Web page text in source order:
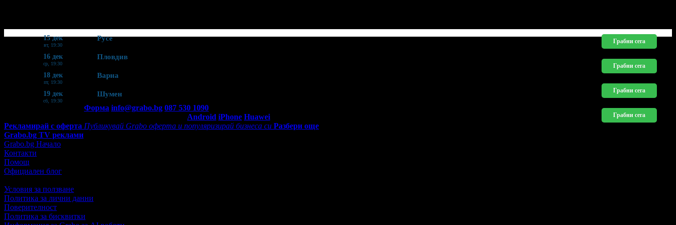
15 дек
вт, 19:30
Русе Грабни сега
16 дек
ср, 19:30
Пловдив
Грабни сега
18 дек
пт, 19:30
Варна
Грабни сега
19 дек
сб, 19:30
Шумен
Грабни сега
Форма info@grabo.bg 087 530 1090
Android iPhone Huawei
Рекламирай с оферта Публикувай Grabo оферта и популяризирай бизнеса си Разбери още
Grabo.bg TV реклами
Grabo.bg Начало
Контакти
Помощ
Официален блог
Условия за ползване
Политика за лични данни
Поверителност
Политика за бисквитки